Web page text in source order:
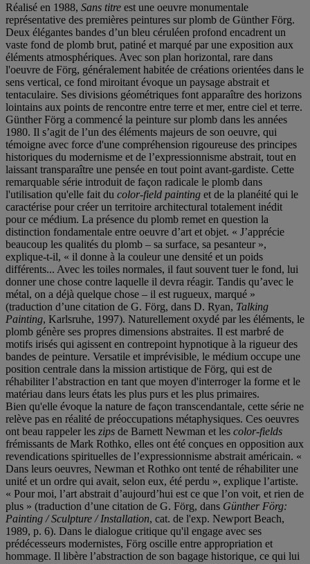
Réalisé en 1988, Sans titre est une oeuvre monumentale
représentative des premières peintures sur plomb de Günther Förg.
Deux élégantes bandes d’un bleu céruléen profond encadrent un
vaste fond de plomb brut, patiné et marqué par une exposition aux
éléments atmosphériques. Avec son plan horizontal, rare dans
l'oeuvre de Förg, généralement habitée de créations orientées dans le
sens vertical, ce fond miroitant évoque un paysage abstrait et
tentaculaire. Ses divisions géométriques font apparaître des horizons
lointains aux points de rencontre entre terre et mer, entre ciel et terre.
Günther Förg a commencé la peinture sur plomb dans les années
1980. Il s’agit de l’un des éléments majeurs de son oeuvre, qui
témoigne avec force d'une compréhension rigoureuse des principes
historiques du modernisme et de l’expressionnisme abstrait, tout en
laissant transparaître une pensée en tout point avant-gardiste. Cette
remarquable série introduit de façon radicale le plomb dans
l'utilisation qu'elle fait du color-field painting et de la planéité qui le
caractérise pour créer un territoire architectural totalement inédit
pour ce médium. La présence du plomb remet en question la
distinction fondamentale entre oeuvre d’art et objet. « J’apprécie
beaucoup les qualités du plomb – sa surface, sa pesanteur »,
explique-t-il, « il donne à la couleur une densité et un poids
différents... Avec les toiles normales, il faut souvent tuer le fond, lui
donner une chose contre laquelle il devra réagir. Tandis qu’avec le
métal, on a déjà quelque chose – il est rugueux, marqué »
(traduction d’une citation de G. Förg, dans D. Ryan, Talking
Painting, Karlsruhe, 1997). Naturellement oxydé par les éléments, le
plomb génère ses propres dimensions abstraites. Il est marbré de
motifs irisés qui agissent en contrepoint hypnotique à la rigueur des
bandes de peinture. Versatile et imprévisible, le médium occupe une
position centrale dans la mission artistique de Förg, qui est de
réhabiliter l’abstraction en tant que moyen d'interroger la forme et le
matériau dans leurs états les plus purs et les plus primaires.
Bien qu'elle évoque la nature de façon transcendantale, cette série ne
relève pas en réalité de préoccupations métaphysiques. Ces oeuvres
ont beau rappeler les zips de Barnett Newman et les color-fields
frémissants de Mark Rothko, elles ont été conçues en opposition aux
revendications spirituelles de l’expressionnisme abstrait américain. «
Dans leurs oeuvres, Newman et Rothko ont tenté de réhabiliter une
unité et un ordre qui avait, selon eux, été perdu », explique l’artiste.
« Pour moi, l’art abstrait d’aujourd’hui est ce que l’on voit, et rien de
plus » (traduction d’une citation de G. Förg, dans Günther Förg:
Painting / Sculpture / Installation, cat. de l'exp. Newport Beach,
1989, p. 6). Dans le dialogue critique qu'il engage avec ses
prédécesseurs modernistes, Förg oscille entre appropriation et
hommage. Il libère l’abstraction de son bagage historique, ce qui lui